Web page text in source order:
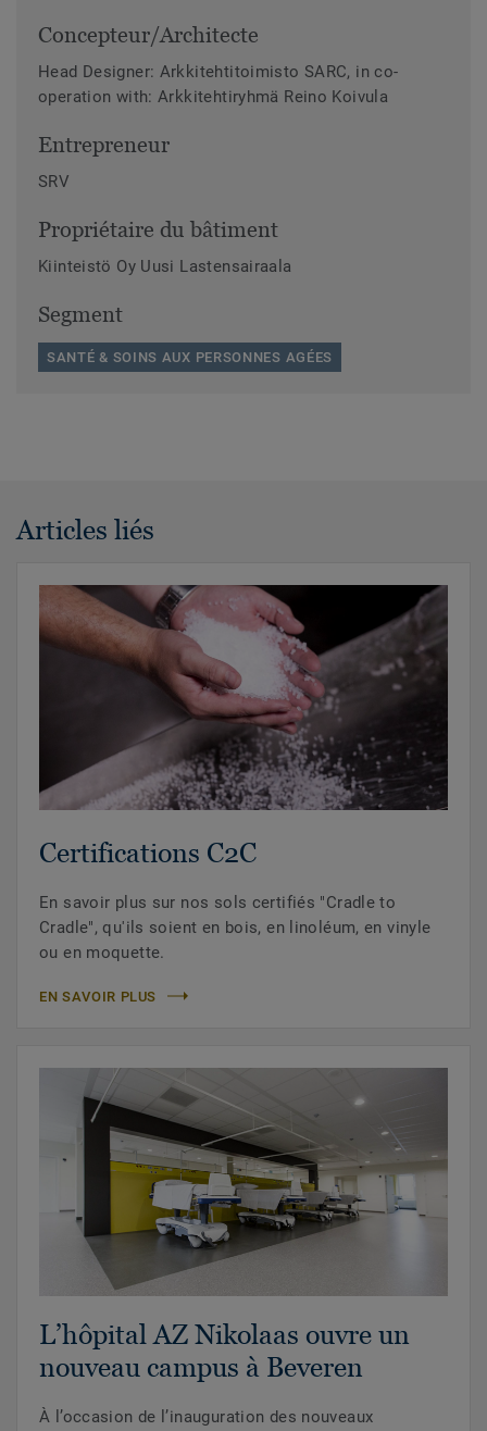
Concepteur/Architecte
Head Designer: Arkkitehtitoimisto SARC, in co-
operation with: Arkkitehtiryhmä Reino Koivula
Entrepreneur
SRV
Propriétaire du bâtiment
Kiinteistö Oy Uusi Lastensairaala
Segment
SANTÉ & SOINS AUX PERSONNES AGÉES
Articles liés
Certifications C2C
En savoir plus sur nos sols certifiés "Cradle to
Cradle", qu'ils soient en bois, en linoléum, en vinyle
ou en moquette.
EN SAVOIR PLUS
L’hôpital AZ Nikolaas ouvre un
nouveau campus à Beveren
À l’occasion de l’inauguration des nouveaux